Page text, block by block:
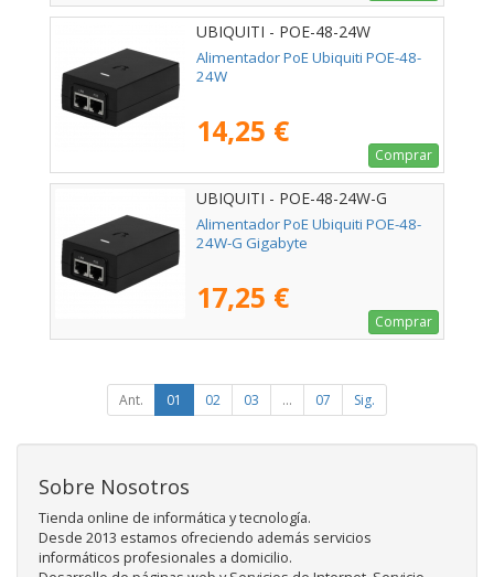
UBIQUITI - POE-48-24W
Alimentador PoE Ubiquiti POE-48-
24W
14,25 €
Comprar
UBIQUITI - POE-48-24W-G
Alimentador PoE Ubiquiti POE-48-
24W-G Gigabyte
17,25 €
Comprar
Ant. 01 02 03 ... 07 Sig.
Sobre Nosotros
Tienda online de informática y tecnología.
Desde 2013 estamos ofreciendo además servicios
informáticos profesionales a domicilio.